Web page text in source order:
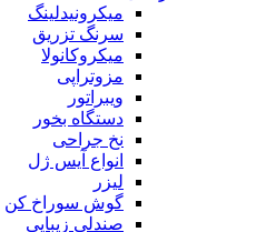
میکرونیدلینگ
سرنگ تزریق
میکروکانولا
مزوتراپی
ویبراتور
دستگاه بخور
نخ جراحی
انواع آیس ژل
لیزر
گوش سوراخ کن
صندلی زیبایی